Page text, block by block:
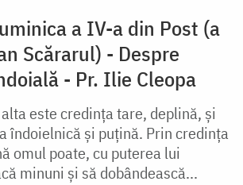
a IV-a din Post (a
Scărarul) - Despre
- Pr. Ilie Cleopa
este credința tare, deplină, și
îndoielnică și puțină. Prin credința
omul poate, cu puterea lui
minuni și să dobândească...